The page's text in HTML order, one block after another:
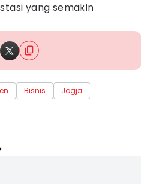
yang semakin
Bisnis Jogja